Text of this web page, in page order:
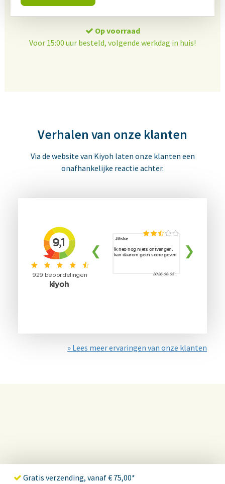
Op voorraad
Voor 15:00 uur besteld, volgende werkdag in huis!
Verhalen van onze klanten
Via de website van Kiyoh laten onze klanten een
onafhankelijke reactie achter.
» Lees meer ervaringen van onze klanten
Gratis verzending, vanaf € 75,00*